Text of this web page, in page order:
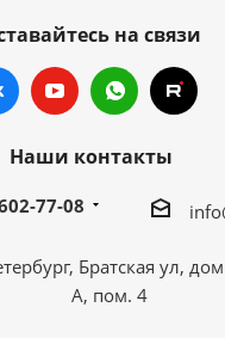
на связи
Наши контакты
77-08
Братская ул,
А, пом. 4